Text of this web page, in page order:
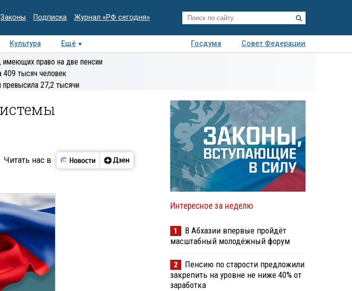
Законы Подписка Журнал «РФ сегодня»
Культура Ещё Госдума
Совет Федерации
Колумнисты
Деловая
имеющих право на две пенсии
409 тысяч человек
27,2 тысячи
Читать нас в
Интересное за неделю
1
В Абхазии впервые пройдёт
масштабный молодёжный форум
2
Пенсию по старости предложили
закрепить на уровне не ниже 40% от
заработка